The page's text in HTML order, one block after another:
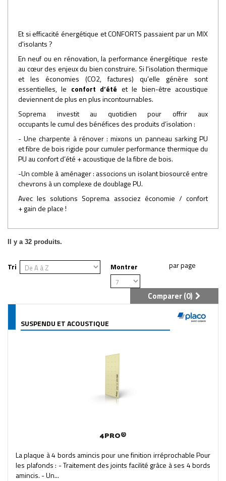
Et si efficacité énergétique et CONFORTS passaient par un MIX
d'isolants ?
En neuf ou en rénovation, la performance énergétique reste
au cœur des enjeux du bien construire. Si l'isolation thermique
et les économies (CO2, factures) qu’elle génère sont
essentielles, le confort d’été et le bien-être acoustique
deviennent de plus en plus incontournables.
Soprema investit au quotidien pour offrir aux
occupants le cumul des bénéfices des produits d’isolation :
- Une charpente à rénover : mixons un panneau sarking PU
et fibre de bois rigide pour cumuler performance thermique du
PU au confort d’été + acoustique de la fibre de bois.
-Un comble à aménager : associons un isolant biosourcé entre
chevrons à un complexe de doublage PU.
Avec les solutions Soprema associez économie / confort
+ gain de place !
Il y a 32 produits.
Tri Montrer
Comparer (0)
SUSPENDU ET ACOUSTIQUE
4PRO®
La plaque à 4 bords amincis pour une finition irréprochable Pour
les plafonds : - Traitement des joints facilité grâce à ses 4 bords
amincis. - Un...